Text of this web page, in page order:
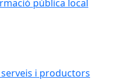
pública local
i productors